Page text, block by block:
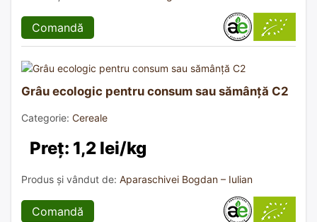
Comandă
Grâu ecologic pentru consum sau sămânță C2
Categorie: Cereale
Preț: 1,2 lei/kg
Produs și vândut de: Aparaschivei Bogdan – Iulian
Comandă